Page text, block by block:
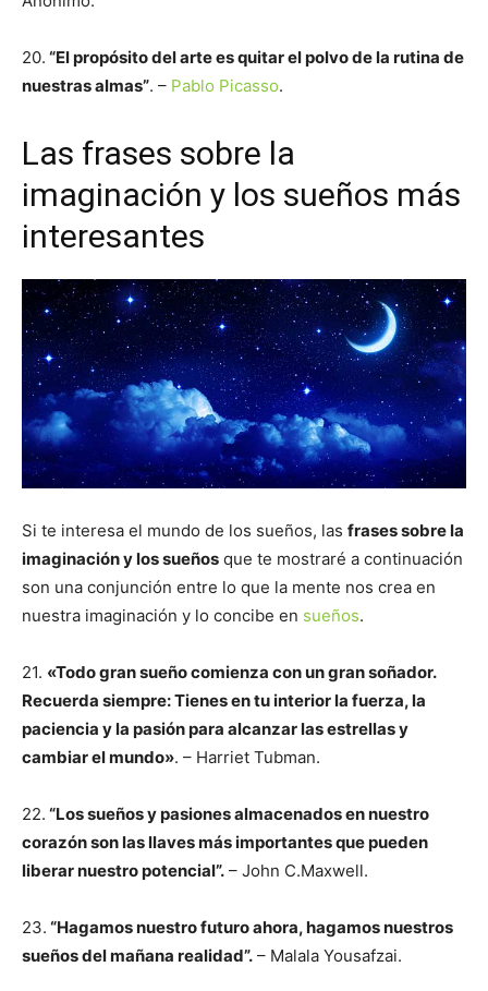
20. “El propósito del arte es quitar el polvo de la rutina de
nuestras almas”. – Pablo Picasso.
Las frases sobre la
imaginación y los sueños más
interesantes
Si te interesa el mundo de los sueños, las frases sobre la
imaginación y los sueños que te mostraré a continuación
son una conjunción entre lo que la mente nos crea en
nuestra imaginación y lo concibe en sueños.
21. «Todo gran sueño comienza con un gran soñador.
Recuerda siempre: Tienes en tu interior la fuerza, la
paciencia y la pasión para alcanzar las estrellas y
cambiar el mundo». – Harriet Tubman.
22. “Los sueños y pasiones almacenados en nuestro
corazón son las llaves más importantes que pueden
liberar nuestro potencial”. – John C.Maxwell.
23. “Hagamos nuestro futuro ahora, hagamos nuestros
sueños del mañana realidad”. – Malala Yousafzai.